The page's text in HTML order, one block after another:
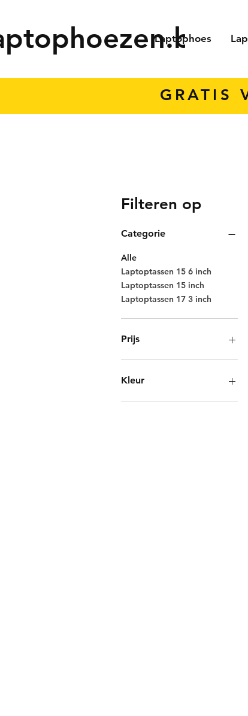
Laptophoes
Filteren op
Categorie
Alle
Laptoptassen 15 6 inch
Laptoptassen 15 inch
Laptoptassen 17 3 inch
Prijs
Kleur
GRATIS